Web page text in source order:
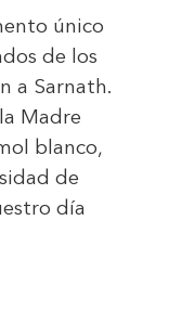
único
de los
a Sarnath.
Madre
blanco,
de
día